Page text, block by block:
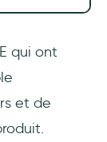
qui ont
et de